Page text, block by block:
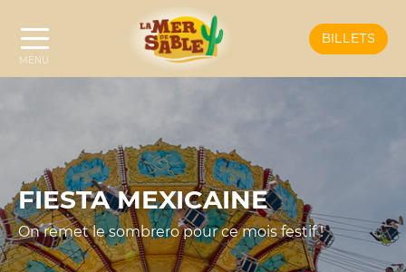
BILLETS
FIESTA MEXICAINE
On remet le sombrero pour ce mois festif !